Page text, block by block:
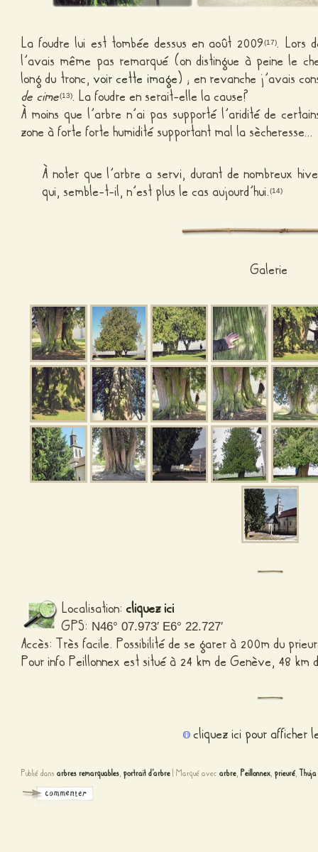
La foudre lui est tombée dessus en août 2009(17). Lors
l’avais même pas remarqué (on distingue à peine le
long du tronc, voir cette image) ; en revanche j’avais
de cime(13). La foudre en serait-elle la cause?
À moins que l’arbre n’ai pas supporté l’aridité de
zone à forte forte humidité supportant mal la sècheresse…
À noter que l’arbre a servi, durant de nombreux
qui, semble-t-il, n’est plus le cas aujourd’hui.(14)
Galerie
Localisation:cliquez ici
GPS: N46° 07.973′ E6° 22.727′
Accès: Très facile. Possibilité de se garer à 200m du
Pour info Peillonnex est situé à 24 km de Genève, 48 km
cliquez ici pour afficher
Publié dans arbres remarquables, portrait d'arbre Marqué avec arbre, Peillonnex, prieuré,